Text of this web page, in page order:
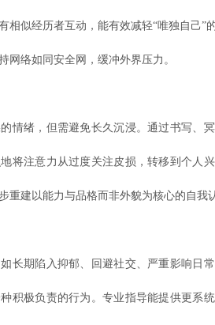
相似经历者互动，能有效减轻“唯独自己”
网络如同安全网，缓冲外界压力。
绪，但需避免长久沉浸。通过书写、冥
将注意力从过度关注皮损，转移到个人
重建以能力与品格而非外貌为核心的自我
期陷入抑郁、回避社交、严重影响日常
积极负责的行为。专业指导能提供更系